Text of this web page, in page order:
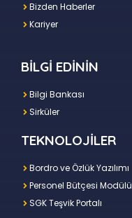
Bizden Haberler
Kariyer
BİLGİ EDİNİN
Bilgi Bankası
Sirküler
TEKNOLOJİLER
Bordro ve Özlük Yazılımı
Personel Bütçesi Modülü
SGK Teşvik Portalı